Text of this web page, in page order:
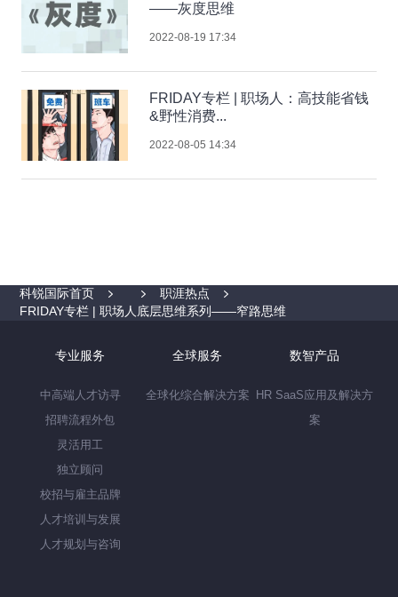
——灰度思维
2022-08-19 17:34
FRIDAY专栏 | 职场人：高技能省钱
&野性消费...
2022-08-05 14:34
科锐国际首页
职涯热点
FRIDAY专栏 | 职场人底层思维系列——窄路思维
专业服务
中高端人才访寻
招聘流程外包
灵活用工
独立顾问
校招与雇主品牌
人才培训与发展
人才规划与咨询
全球服务
全球化综合解决方案
数智产品
HR SaaS应用及解决方
案